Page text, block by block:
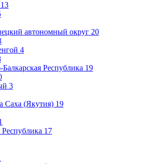
13
автономный округ 20
4
Республика 19
3
Саха (Якутия) 19
17